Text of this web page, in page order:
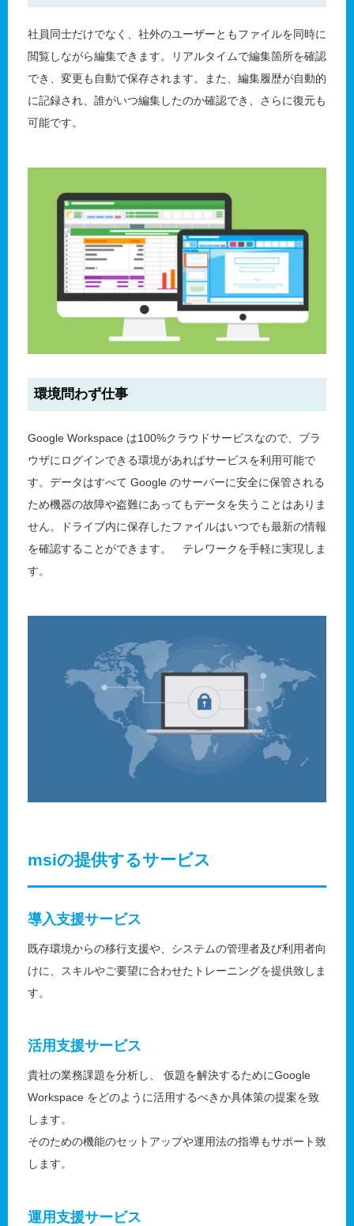
社員同士だけでなく、社外のユーザーともファイルを同時に
閲覧しながら編集できます。リアルタイムで編集箇所を確認
でき、変更も自動で保存されます。また、編集履歴が自動的
に記録され、誰がいつ編集したのか確認でき、さらに復元も
可能です。
環境問わず仕事
Google Workspace は100%クラウドサービスなので、ブラ
ウザにログインできる環境があればサービスを利用可能で
す。データはすべて Google のサーバーに安全に保管される
ため機器の故障や盗難にあってもデータを失うことはありま
せん。ドライブ内に保存したファイルはいつでも最新の情報
を確認することができます。 テレワークを手軽に実現しま
す。
msiの提供するサービス
導入支援サービス
既存環境からの移行支援や、システムの管理者及び利用者向
けに、スキルやご要望に合わせたトレーニングを提供致しま
す。
活用支援サービス
貴社の業務課題を分析し、 仮題を解決するためにGoogle
Workspace をどのように活用するべきか具体策の提案を致
します。
そのための機能のセットアップや運用法の指導もサポート致
します。
運用支援サービス